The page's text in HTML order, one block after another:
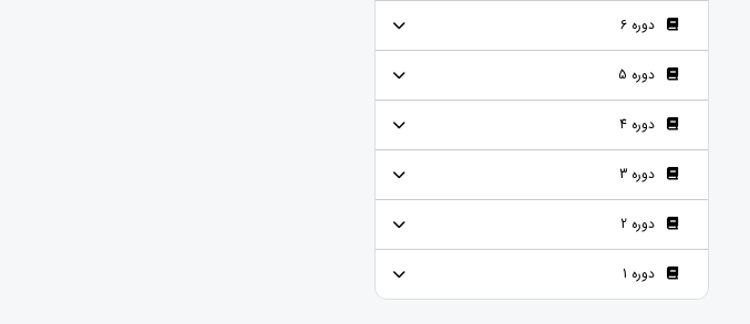
دوره 6
دوره 5
دوره 4
دوره 3
دوره 2
دوره 1